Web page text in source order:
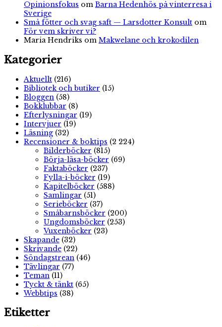
Opinionsfokus om Barna Hedenhös på vinterresa i
Sverige
Små fötter och svag saft — Larsdotter Konsult om
För vem skriver vi?
Maria Hendriks om Makwelane och krokodilen
Kategorier
Aktuellt (216)
Bibliotek och butiker (15)
Bloggen (58)
Bokklubbar (8)
Efterlysningar (19)
Intervjuer (19)
Läsning (32)
Recensioner & boktips (2 224)
Bilderböcker (815)
Börja-läsa-böcker (69)
Faktaböcker (237)
Fylla-i-böcker (19)
Kapitelböcker (588)
Samlingar (51)
Serieböcker (37)
Småbarnsböcker (200)
Ungdomsböcker (253)
Vuxenböcker (23)
Skapande (32)
Skrivande (22)
Söndagstrean (46)
Tävlingar (77)
Teman (11)
Tyckt & tänkt (65)
Webbtips (38)
Etiketter